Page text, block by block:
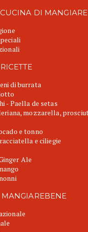
DI
di burrata
- Paella de setas
mozzarella,
e tonno
e ciliegie
Ale